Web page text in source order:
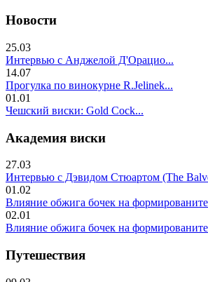
Новости
25.03
Интервью с Анджелой Д'Орацио...
14.07
Прогулка по винокурне R.Jelinek...
01.01
Чешский виски: Gold Cock...
Академия виски
27.03
Интервью с Дэвидом Стюартом (The
01.02
Влияние обжига бочек на формированите
02.01
Влияние обжига бочек на формированите
Путешествия